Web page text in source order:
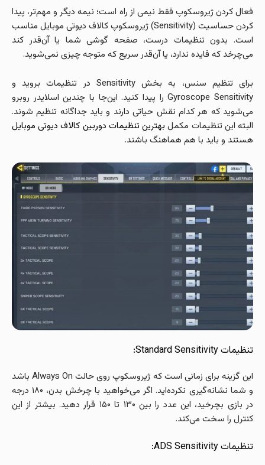
فعال کردن ژیروسکوپ فقط نیمی از راه است؛ نیمه دیگر و مهم‌تر، پیدا
کردن حساسیت (Sensitivity) ژیروسکوپ کالاف دیوتی موبایل مناسب
است. بدون تنظیمات درست، صفحه گوشی شما یا آن‌قدر کند
می‌چرخد که فایده ندارد، یا آن‌قدر سریع که متوجه چیزی نمی‌شوید.
برای تنظیم سنس، به بخش Sensitivity در تنظیمات بروید و
Gyroscope Sensitivity را پیدا کنید. این‌جا با چندین اسلایدر روبرو
می‌شوید که هر کدام نقش حیاتی دارند و باید جداگانه تنظیم شوند.
البته این تنظیمات مکمل بهترین تنظیمات دوربین کالاف دیوتی موبایل
هستند و باید با هم هماهنگ باشند.
تنظیمات Standard Sensitivity:
این گزینه برای زمانی است که ژیروسکوپ روی حالت Always On باشد
و شما نشانه‌گیری نکرده‌اید. اگر می‌خواهید با چرخش بدن، ۱۸۰ درجه
در بازی بچرخید، این عدد را بین ۱۳۰ تا ۱۵۰ قرار دهید. بیشتر از این
کنترل را سخت می‌کند.
تنظیمات ADS Sensitivity: